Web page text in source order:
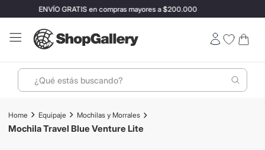
ENVÍO GRATIS en compras mayores a $200.000
¿Qué estás buscando?
Equipaje Mochilas y Morrales
Mochila Travel Blue Venture Lite
1. perfumes